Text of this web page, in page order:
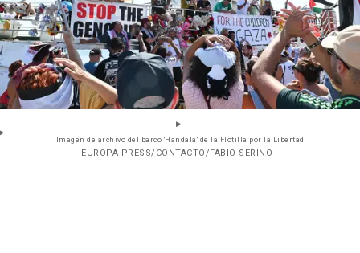
Imagen de archivo del barco 'Handala' de la Flotilla por la Libertad
- EUROPA PRESS/CONTACTO/FABIO SERINO